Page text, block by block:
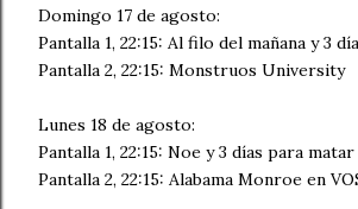
Domingo 17 de agosto:
Pantalla 1, 22:15: Al filo del mañana y 3
Pantalla 2, 22:15: Monstruos University
Lunes 18 de agosto:
Pantalla 1, 22:15: Noe y 3 días para matar
Pantalla 2, 22:15: Alabama Monroe en